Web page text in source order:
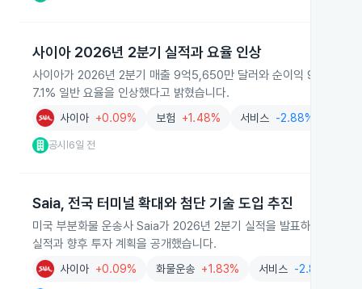
사이아 2026년 2분기 실적과 요율 인상
사이아가 2026년 2분기 매출 9억5,650만 달러와 순이익 9,430만
7.1% 일반 요율을 인상했다고 밝혔습니다.
사이아 +0.09% 보험 +1.48% 서비스 -2.88%
공시 6일 전
Saia, 전국 터미널 확대와 첨단 기술 도입 추진
미국 부분화물 운송사 Saia가 2026년 2분기 실적을 발표하면서 전
실적과 향후 투자 계획을 공개했습니다.
사이아 +0.09% 화물운송 +1.83% 서비스 -2.88%